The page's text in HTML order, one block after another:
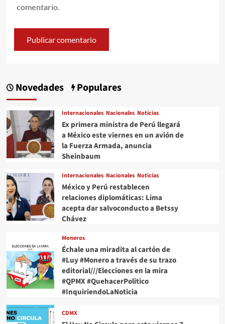
comentario.
Novedades Populares
Internacionales Nacionales Noticias
Ex primera ministra de Perú llegará
a México este viernes en un avión de
la Fuerza Armada, anuncia
Sheinbaum
Internacionales Nacionales Noticias
México y Perú restablecen
relaciones diplomáticas: Lima
acepta dar salvoconducto a Betssy
Chávez
Moneros
Échale una miradita al cartón de
#Luy #Monero a través de su trazo
editorial///Elecciones en la mira
#QPMX #QuehacerPolitico
#InquiriendoLaNoticia
CDMX